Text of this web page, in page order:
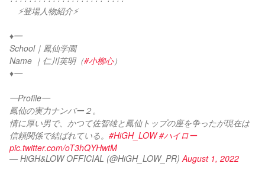
⚡登場人物紹介⚡
♦︎━
School｜鳳仙学園
Name ｜仁川英明（#小柳心）
♦︎━
━Profile━
鳳仙の実力ナンバー２。
情に厚い男で、かつて佐智雄と鳳仙トップの座を争ったが現在は
信頼関係で結ばれている。 #HiGH_LOW #ハイロー
pic.twitter.com/oT3hQYHwtM
— HiGH&LOW OFFICIAL (@HiGH_LOW_PR) August 1, 2022